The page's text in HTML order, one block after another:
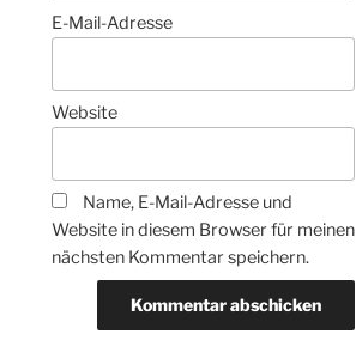
E-Mail-Adresse
Website
Name, E-Mail-Adresse und
Website in diesem Browser für meinen
nächsten Kommentar speichern.